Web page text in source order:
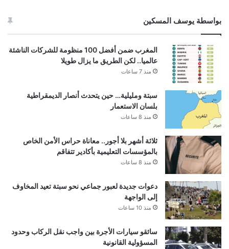
بواسطة يوسف المسكين
المغرب ضمن أفضل 100 منظومة للشركات الناشئة
عالميا.. لكن الطريق ما يزال طويلا
منذ 7 ساعات
سبتة ومليلية… حين يتحدث أنصار الديمقراطية
بلسان الاستعمار
منذ 8 ساعات
ثلاثة أشهر بلا أجور.. معاناة حراس الأمن الخاص
بالمؤسسات التعليمية بأكادير تتفاقم
منذ 8 ساعات
دعوات جديدة لعبور جماعي نحو سبتة تعيد المخاوف
إلى الواجهة
منذ 10 ساعات
سائقو سيارات الأجرة بين واجب نقل الركاب وحدود
المسؤولية القانونية